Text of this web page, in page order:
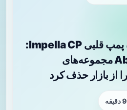
فراخوان دستگاه پمپ قلبی Impella CP:
شرکت Abiomed مجموعه‌های
9 دقیقه